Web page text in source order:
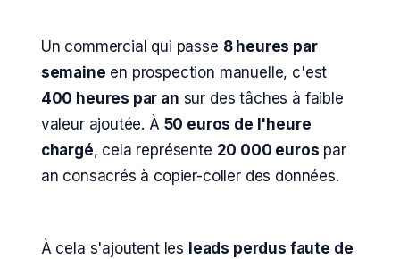
Un commercial qui passe 8 heures par
semaine en prospection manuelle, c'est
400 heures par an sur des tâches à faible
valeur ajoutée. À 50 euros de l'heure
chargé, cela représente 20 000 euros par
an consacrés à copier-coller des données.
À cela s'ajoutent les leads perdus faute de